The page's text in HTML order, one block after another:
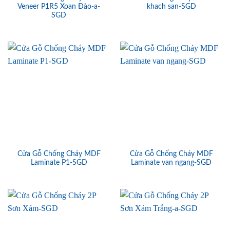
Veneer P1R5 Xoan Đào-a-
SGD
khach san-SGD
Cửa Gỗ Chống Cháy MDF
Laminate P1-SGD
Cửa Gỗ Chống Cháy MDF
Laminate van ngang-SGD